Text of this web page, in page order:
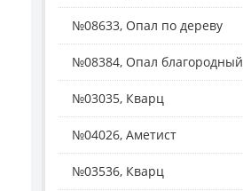
№08633, Опал по дереву
№08384, Опал благородный
№03035, Кварц
№04026, Аметист
№03536, Кварц